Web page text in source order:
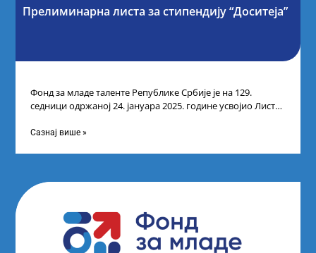
Прелиминарна листа за стипендију “Доситеја”
Фонд за младе таленте Републике Србије је на 129.
седници одржаној 24. јануара 2025. године усвојио Листу
Сазнај више »